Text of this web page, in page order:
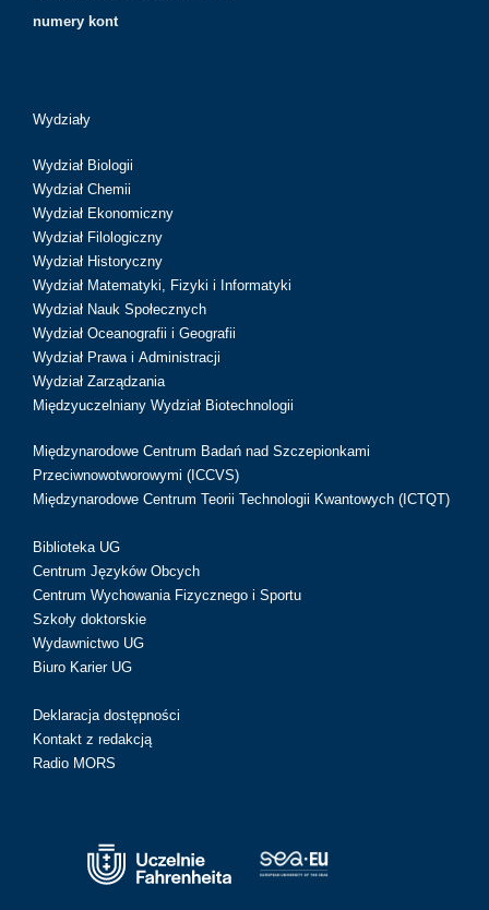
numery kont
Wydziały
Wydział Biologii
Wydział Chemii
Wydział Ekonomiczny
Wydział Filologiczny
Wydział Historyczny
Wydział Matematyki, Fizyki i Informatyki
Wydział Nauk Społecznych
Wydział Oceanografii i Geografii
Wydział Prawa i Administracji
Wydział Zarządzania
Międzyuczelniany Wydział Biotechnologii
Międzynarodowe Centrum Badań nad Szczepionkami
Przeciwnowotworowymi (ICCVS)
Międzynarodowe Centrum Teorii Technologii Kwantowych (ICTQT)
Biblioteka UG
Centrum Języków Obcych
Centrum Wychowania Fizycznego i Sportu
Szkoły doktorskie
Wydawnictwo UG
Biuro Karier UG
Deklaracja dostępności
Kontakt z redakcją
Radio MORS